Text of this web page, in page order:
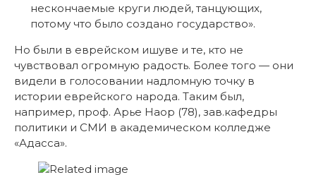
нескончаемые круги людей, танцующих,
потому что было создано государство».
Но были в еврейском ишуве и те, кто не
чувствовал огромную радость. Более того — они
видели в голосовании надломную точку в
истории еврейского народа. Таким был,
например, проф. Арье Наор (78), зав.кафедры
политики и СМИ в академическом колледже
«Адасса».